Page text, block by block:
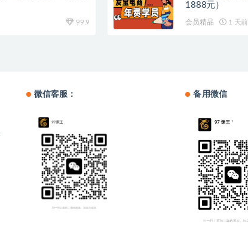
99.9
1888元）
会员精品 1 天前
微信客服： 备用微信